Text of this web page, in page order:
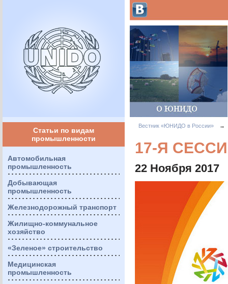
Статьи по видам
промышленности
Автомобильная
промышленность
Добывающая
промышленность
Железнодорожный транспорт
Жилищно-коммунальное
хозяйство
«Зеленое» строительство
Медицинская
промышленность
Вестник «ЮНИДО в России» →
17-Я
22 Ноября 2017